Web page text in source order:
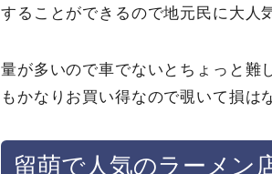
することができるので地元民に大人
量が多いので車でないとちょっと難
もかなりお買い得なので覗いて損は
留萌で人気のラーメン